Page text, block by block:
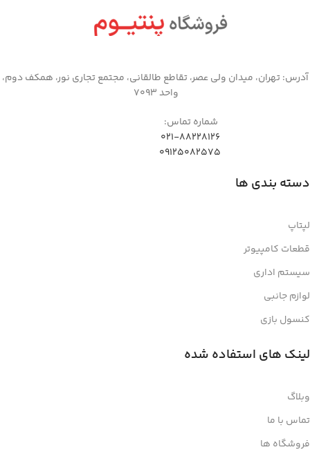
آدرس: تهران، میدان ولی عصر، تقاطع طالقانی، مجتمع تجاری نور، همکف دوم،
واحد 7093
شماره تماس:
021-88228126
09125082575
دسته بندی ها
لپتاپ
قطعات کامپیوتر
سیستم اداری
لوازم جانبی
کنسول بازی
لینک های استفاده شده
وبلاگ
تماس با ما
فروشگاه ها